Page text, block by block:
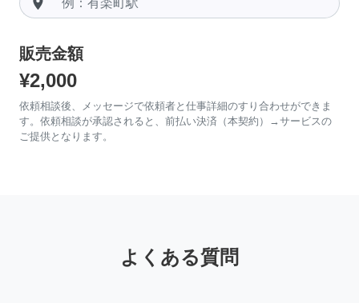
販売金額
¥2,000
依頼相談後、メッセージで依頼者と仕事詳細のすり合わせができま
す。依頼相談が承認されると、前払い決済（本契約）→サービスの
ご提供となります。
よくある質問